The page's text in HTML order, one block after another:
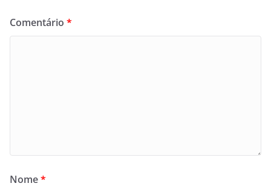
Comentário *
Nome*